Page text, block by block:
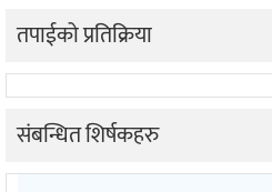
तपाईको प्रतिक्रिया
संबन्धित शिर्षकहरु